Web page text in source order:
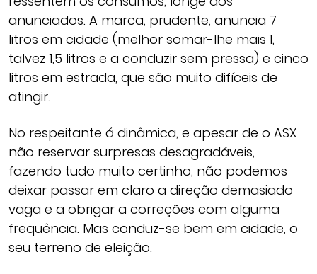
anunciados. A marca, prudente, anuncia 7
litros em cidade (melhor somar-lhe mais 1,
talvez 1,5 litros e a conduzir sem pressa) e cinco
litros em estrada, que são muito difíceis de
atingir.
No respeitante á dinâmica, e apesar de o ASX
não reservar surpresas desagradáveis,
fazendo tudo muito certinho, não podemos
deixar passar em claro a direção demasiado
vaga e a obrigar a correções com alguma
frequência. Mas conduz-se bem em cidade, o
seu terreno de eleição.